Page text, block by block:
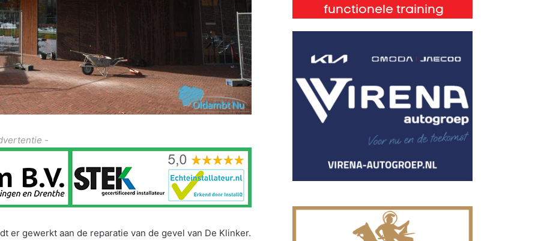
-
er gewerkt aan de reparatie van de gevel van De Klinker.